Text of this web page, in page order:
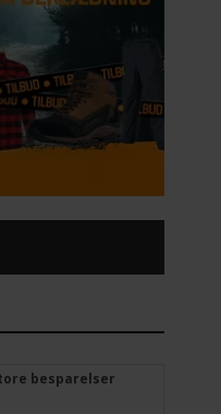
besparelser